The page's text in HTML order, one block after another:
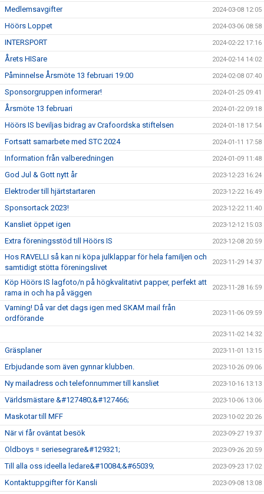
Medlemsavgifter 2024-03-08 12:05
Höörs Loppet 2024-03-06 08:58
INTERSPORT 2024-02-22 17:16
Årets HISare 2024-02-14 14:02
Påminnelse Årsmöte 13 februari 19:00 2024-02-08 07:40
Sponsorgruppen informerar! 2024-01-25 09:41
Årsmöte 13 februari 2024-01-22 09:18
Höörs IS beviljas bidrag av Crafoordska stiftelsen 2024-01-18 17:54
Fortsatt samarbete med STC 2024 2024-01-11 17:58
Information från valberedningen 2024-01-09 11:48
God Jul & Gott nytt år 2023-12-23 16:24
Elektroder till hjärtstartaren 2023-12-22 16:49
Sponsortack 2023! 2023-12-22 11:40
Kansliet öppet igen 2023-12-12 15:03
Extra föreningsstöd till Höörs IS 2023-12-08 20:59
Hos RAVELLI så kan ni köpa julklappar för hela familjen och
samtidigt stötta föreningslivet
2023-11-29 14:37
Köp Höörs IS lagfoto/n på högkvalitativt papper, perfekt att
rama in och ha på väggen
2023-11-28 16:59
Varning! Då var det dags igen med SKAM mail från
ordförande
2023-11-06 09:59
2023-11-02 14:32
Gräsplaner 2023-11-01 13:15
Erbjudande som även gynnar klubben. 2023-10-26 09:06
Ny mailadress och telefonnummer till kansliet 2023-10-16 13:13
Världsmästare &#127480;&#127466; 2023-10-06 13:06
Maskotar till MFF 2023-10-02 20:26
När vi får oväntat besök 2023-09-27 19:37
Oldboys = seriesegrare&#129321; 2023-09-26 20:59
Till alla oss ideella ledare&#10084;&#65039; 2023-09-23 17:02
Kontaktuppgifter för Kansli 2023-09-08 13:08